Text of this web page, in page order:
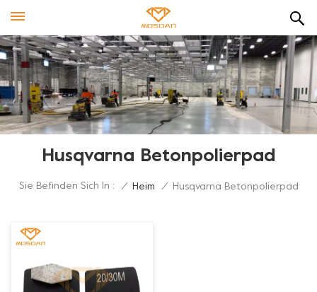
Husqvarna Betonpolierpad
Sie Befinden Sich In : / Heim / Husqvarna Betonpolierpad